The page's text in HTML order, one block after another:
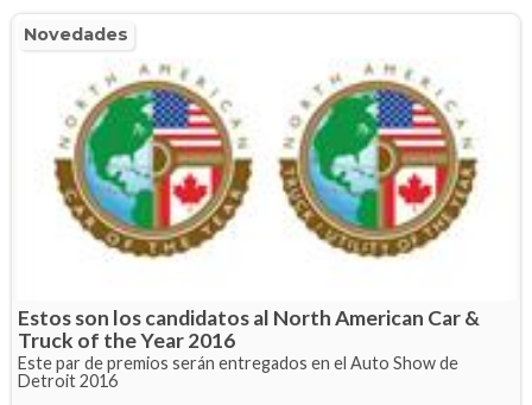
Novedades
Estos son los candidatos al North American Car &
Truck of the Year 2016
Este par de premios serán entregados en el Auto Show de
Detroit 2016